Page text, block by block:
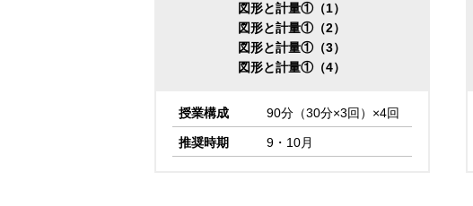
図形と計量①（1）
図形と計量①（2）
図形と計量①（3）
図形と計量①（4）
授業構成 90分（30分×3回）×4回
推奨時期 9・10月